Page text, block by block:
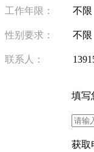
工作年限： 不限
性别要求： 不限
联系人：
填写
获取